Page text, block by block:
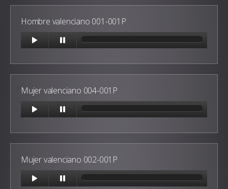
Hombre valenciano 001-001P
Mujer valenciano 004-001P
Mujer valenciano 002-001P